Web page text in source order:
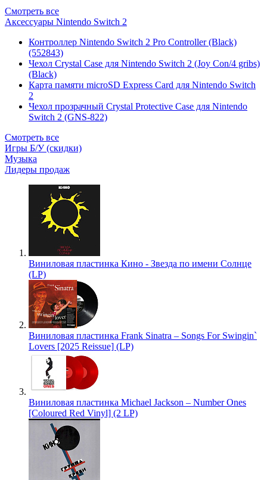
Смотреть все
Аксессуары Nintendo Switch 2
Контроллер Nintendo Switch 2 Pro Controller (Black)
(552843)
Чехол Сrystal Сase для Nintendo Switch 2 (Joy Con/4 gribs)
(Black)
Карта памяти microSD Express Card для Nintendo Switch
2
Чехол прозрачный Crystal Protective Case для Nintendo
Switch 2 (GNS-822)
Смотреть все
Игры Б/У (скидки)
Музыка
Лидеры продаж
Виниловая пластинка Кино - Звезда по имени Солнце
(LP)
Виниловая пластинка Frank Sinatra – Songs For Swingin`
Lovers [2025 Reissue] (LP)
Виниловая пластинка Michael Jackson – Number Ones
[Coloured Red Vinyl] (2 LP)